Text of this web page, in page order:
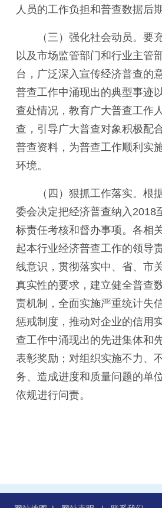
人员的工作负担和普查数据后
（三）强化社会动员。 要
以及市场监管部门和行业主管
台，广泛深入宣传经济普查的
普查工作中涌现出的典型事迹
查处情况，教育广大普查工作
查，引导广大普查对象积极配
普查资料，为普查工作顺利实
环境。
（四）狠抓工作落实。 根
委会决定把经济普查纳入2018
标责任考核和督办事项。各相
起本行业经济普查工作的领导
线意识，贯彻落实中、省、市
真实性的要求，建立健全普查
责机制，全面实施严重统计失
惩戒制度，推动对企业的信用
查工作中涌现出的先进集体和
表彰奖励；对组织实施不力、
务、造成进度和质量问题的单
依规进行问责。